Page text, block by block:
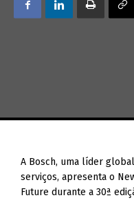
A Bosch, uma líder
serviços, apresenta o
Future durante a 30ª